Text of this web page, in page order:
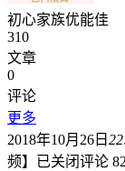
初心家族优能佳
310
文章
0
评论
更多
2018年10月26日
频】 已关闭评论